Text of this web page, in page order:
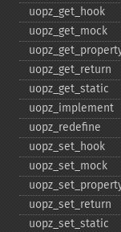
uopz_​get_​hook
uopz_​get_​mock
uopz_​get_​return
uopz_​get_​static
uopz_​implement
uopz_​redefine
uopz_​set_​hook
uopz_​set_​mock
uopz_​set_​return
uopz_​set_​static